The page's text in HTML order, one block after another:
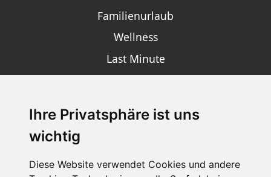
Ihre Privatsphäre ist uns
wichtig
Diese Website verwendet Cookies und andere
Familienurlaub
Wellness
Last Minute
SCHNEEHÖHEN SKI APP
Die Schneehoehen Ski APP für iOS und Android - Ein
Muss für alle Wintersportler und Schneefreaks!